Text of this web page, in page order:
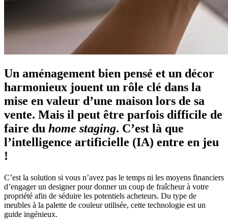
Un aménagement bien pensé et un décor
harmonieux jouent un rôle clé dans la
mise en valeur d’une maison lors de sa
vente. Mais il peut être parfois difficile de
faire du home staging. C’est là que
l’intelligence artificielle (IA) entre en jeu
!
C’est la solution si vous n’avez pas le temps ni les moyens financiers
d’engager un designer pour donner un coup de fraîcheur à votre
propriété afin de séduire les potentiels acheteurs. Du type de
meubles à la palette de couleur utilisée, cette technologie est un
guide ingénieux.